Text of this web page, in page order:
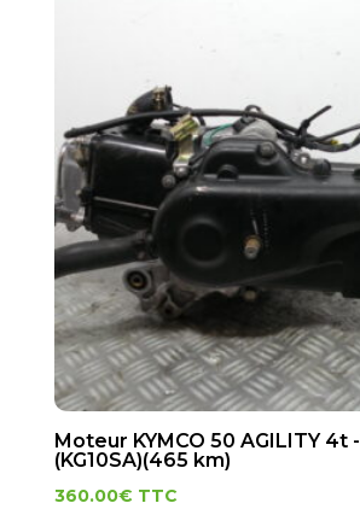
Moteur KYMCO 50 AGILITY 4t
(KG10SA)(465 km)
360.00€ TTC